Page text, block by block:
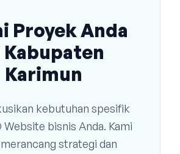
Proyek Anda
Kabupaten
Karimun
kebutuhan spesifik
Website bisnis Anda. Kami
strategi dan